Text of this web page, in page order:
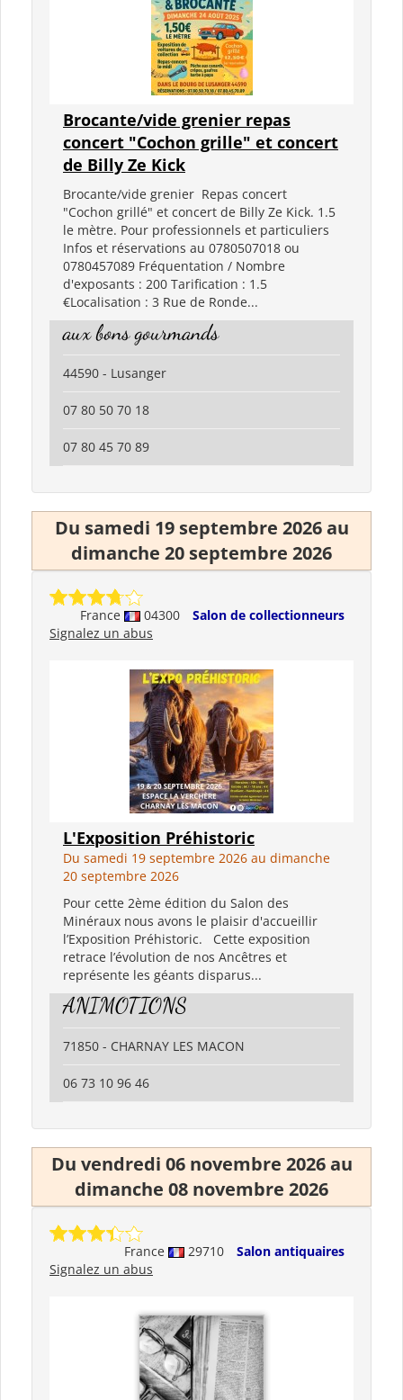
Brocante/vide grenier repas
concert "Cochon grille" et concert
de Billy Ze Kick
Brocante/vide grenier Repas concert
"Cochon grillé" et concert de Billy Ze Kick. 1.5
le mètre. Pour professionnels et particuliers
Infos et réservations au 0780507018 ou
0780457089 Fréquentation / Nombre
d'exposants : 200 Tarification : 1.5
€Localisation : 3 Rue de Ronde...
aux bons gourmands
44590 - Lusanger
07 80 50 70 18
07 80 45 70 89
Du samedi 19 septembre 2026 au
dimanche 20 septembre 2026
France 04300
Salon de collectionneurs
Signalez un abus
L'Exposition Préhistoric
Du samedi 19 septembre 2026 au dimanche
20 septembre 2026
Pour cette 2ème édition du Salon des
Minéraux nous avons le plaisir d'accueillir
l’Exposition Préhistoric. Cette exposition
retrace l’évolution de nos Ancêtres et
représente les géants disparus...
ANIMOTIONS
71850 - CHARNAY LES MACON
06 73 10 96 46
Du vendredi 06 novembre 2026 au
dimanche 08 novembre 2026
France 29710
Salon antiquaires
Signalez un abus